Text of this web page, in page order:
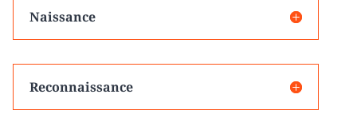
Naissance
Reconnaissance